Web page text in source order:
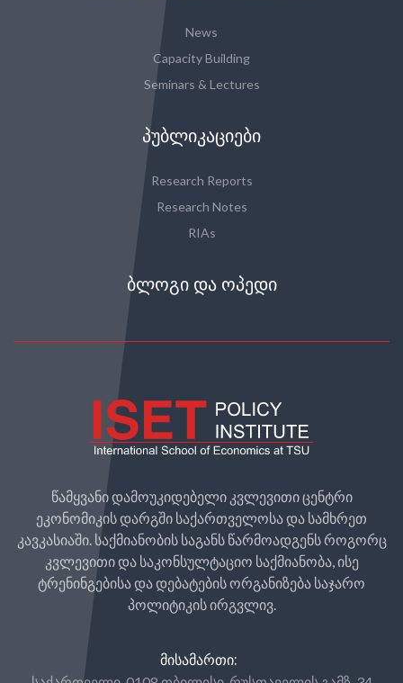
News
Capacity Building
Seminars & Lectures
ᲞᲣᲑᲚᲘᲙᲐᲪᲘᲔᲑᲘ
Research Reports
Research Notes
RIAs
ᲑᲚᲝᲒᲘ ᲓᲐ ᲝᲞᲔᲓᲘ
წამყვანი დამოუკიდებელი კვლევითი ცენტრი
ეკონომიკის დარგში საქართველოსა და სამხრეთ
კავკასიაში. საქმიანობის საგანს წარმოადგენს როგორც
კვლევითი და საკონსულტაციო საქმიანობა, ისე
ტრენინგებისა და დებატების ორგანიზება საჯარო
პოლიტიკის ირგვლივ.
ᲛᲘᲡᲐᲛᲐᲠᲗᲘ: